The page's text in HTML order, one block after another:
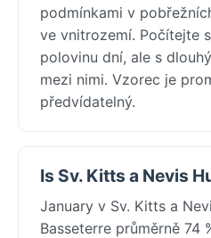
podmínkami v
ve vnitrozemí. Počítejte
polovinu dní, ale s
mezi nimi. Vzorec je
předvídatelný.
Is Sv. Kitts a Nevis
January v Sv. Kitts a
Basseterre průměrně 74